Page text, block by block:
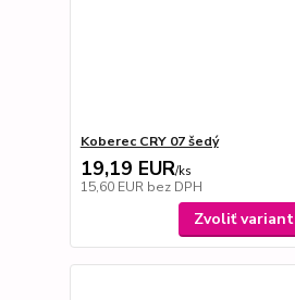
Koberec CRY 07 šedý
19,19 EUR/ks
15,60 EUR bez DPH
Zvoliť variant